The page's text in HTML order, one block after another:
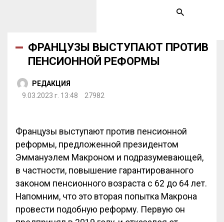
ФРАНЦУЗЫ ВЫСТУПАЮТ ПРОТИВ
ПЕНСИОННОЙ РЕФОРМЫ
РЕДАКЦИЯ
9.03.2023 г. 13:48
27982
Французы выступают против пенсионной
реформы, предложенной президентом
Эммануэлем Макроном и подразумевающей,
в частности, повышение гарантированного
законом пенсионного возраста с 62 до 64 лет.
Напомним, что это вторая попытка Макрона
провести подобную реформу. Первую он